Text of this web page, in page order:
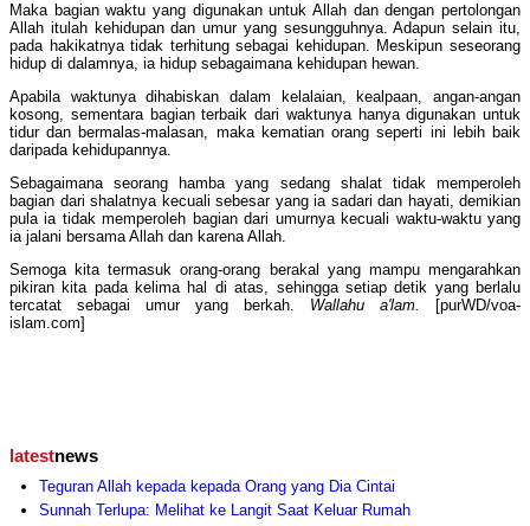
Maka bagian waktu yang digunakan untuk Allah dan dengan pertolongan
Allah itulah kehidupan dan umur yang sesungguhnya. Adapun selain itu,
pada hakikatnya tidak terhitung sebagai kehidupan. Meskipun seseorang
hidup di dalamnya, ia hidup sebagaimana kehidupan hewan.
Apabila waktunya dihabiskan dalam kelalaian, kealpaan, angan-angan
kosong, sementara bagian terbaik dari waktunya hanya digunakan untuk
tidur dan bermalas-malasan, maka kematian orang seperti ini lebih baik
daripada kehidupannya.
Sebagaimana seorang hamba yang sedang shalat tidak memperoleh
bagian dari shalatnya kecuali sebesar yang ia sadari dan hayati, demikian
pula ia tidak memperoleh bagian dari umurnya kecuali waktu-waktu yang
ia jalani bersama Allah dan karena Allah.
Semoga kita termasuk orang-orang berakal yang mampu mengarahkan
pikiran kita pada kelima hal di atas, sehingga setiap detik yang berlalu
tercatat sebagai umur yang berkah. Wallahu a'lam.
[purWD/voa-
islam.com]
latestnews
Teguran Allah kepada kepada Orang yang Dia Cintai
Sunnah Terlupa: Melihat ke Langit Saat Keluar Rumah